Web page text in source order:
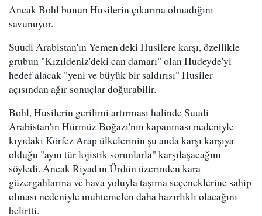
Ancak Bohl bunun Husilerin çıkarına olmadığını
savunuyor.
Suudi Arabistan'ın Yemen'deki Husilere karşı, özellikle
grubun "Kızıldeniz'deki can damarı" olan Hudeyde'yi
hedef alacak "yeni ve büyük bir saldırısı" Husiler
açısından ağır sonuçlar doğurabilir.
Bohl, Husilerin gerilimi artırması halinde Suudi
Arabistan'ın Hürmüz Boğazı'nın kapanması nedeniyle
kıyıdaki Körfez Arap ülkelerinin şu anda karşı karşıya
olduğu "aynı tür lojistik sorunlarla" karşılaşacağını
söyledi. Ancak Riyad'ın Ürdün üzerinden kara
güzergahlarına ve hava yoluyla taşıma seçeneklerine sahip
olması nedeniyle muhtemelen daha hazırlıklı olacağını
belirtti.